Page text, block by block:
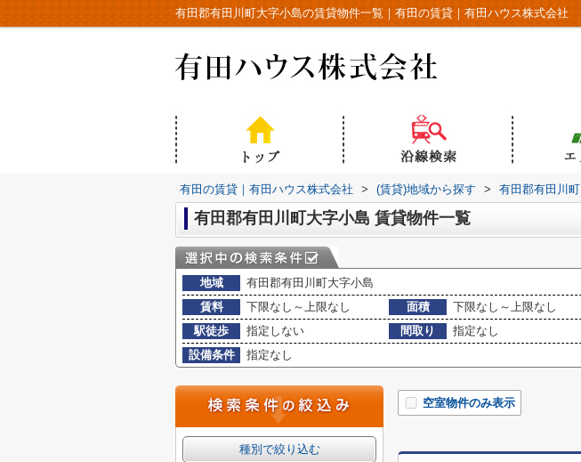
有田郡有田川町大字小島の賃貸物件一覧｜有田の賃貸｜有田ハウス株式会社
有田の賃貸｜有田ハウス株式会社 > (賃貸)地域から探す > 有田郡有田川町
有田郡有田川町大字小島 賃貸物件一覧
地域
有田郡有田川町大字小島
賃料
下限なし～上限なし 面積 下限なし～上限なし
駅徒歩
指定しない 間取り
指定なし
設備条件
指定なし
空室物件のみ表示
種別で絞り込む